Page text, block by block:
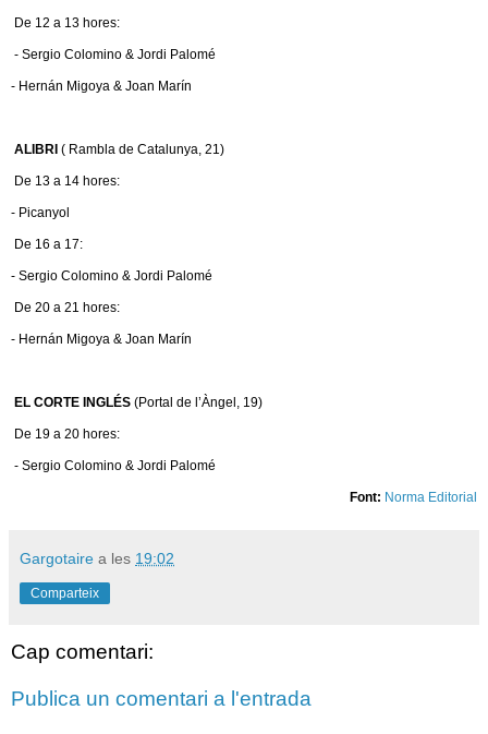
De 12 a 13 hores:
- Sergio Colomino & Jordi Palomé
- Hernán Migoya & Joan Marín
ALIBRI ( Rambla de Catalunya, 21)
De 13 a 14 hores:
- Picanyol
De 16 a 17:
- Sergio Colomino & Jordi Palomé
De 20 a 21 hores:
- Hernán Migoya & Joan Marín
EL CORTE INGLÉS (Portal de l’Àngel, 19)
De 19 a 20 hores:
- Sergio Colomino & Jordi Palomé
Font: Norma Editorial
Gargotaire a les 19:02
Comparteix
Cap comentari:
Publica un comentari a l'entrada